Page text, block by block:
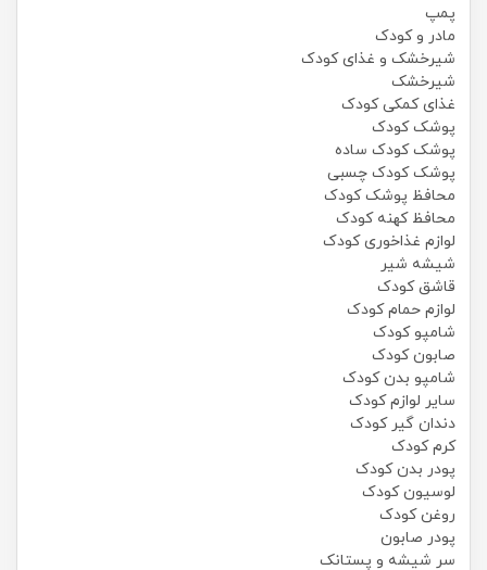
پمپ
مادر و کودک
شیرخشک و غذای کودک
شیرخشک
غذای کمکی کودک
پوشک کودک
پوشک کودک ساده
پوشک کودک چسبی
محافظ پوشک کودک
محافظ کهنه کودک
لوازم غذاخوری کودک
شیشه شیر
قاشق کودک
لوازم حمام کودک
شامپو کودک
صابون کودک
شامپو بدن کودک
سایر لوازم کودک
دندان گیر کودک
کرم کودک
پودر بدن کودک
لوسیون کودک
روغن کودک
پودر صابون
سر شیشه و پستانک